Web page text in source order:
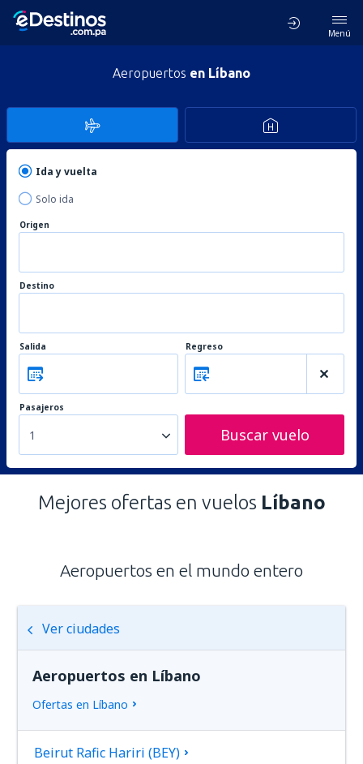
Menú
Aeropuertos en Líbano
Ida y vuelta
Solo ida
Origen
Destino
Salida Regreso
Pasajeros
1 Buscar vuelo
Mejores ofertas en vuelos Líbano
Aeropuertos en el mundo entero
Ver ciudades
Aeropuertos en Líbano
Ofertas en Líbano
Beirut Rafic Hariri (BEY)